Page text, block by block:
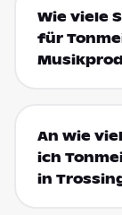
Wie viele
für
An wie
ich
in